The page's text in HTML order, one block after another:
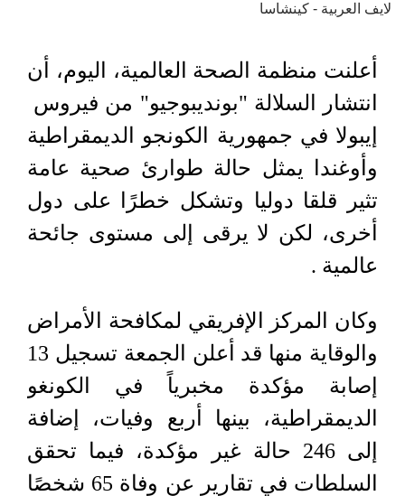
لايف العربية - كينشاسا
أعلنت منظمة الصحة العالمية، اليوم، أن
انتشار ⁠السلالة "بونديبوجيو" ‌من ⁠فيروس ​
إيبولا في ⁠جمهورية الكونجو ⁠الديمقراطية
⁠وأوغندا يمثل حالة طوارئ صحية عامة
تثير قلقا دوليا وتشكل خطرًا على دول
أخرى، لكن لا يرقى إلى مستوى جائحة
عالمية​​​ .
وكان المركز الإفريقي لمكافحة الأمراض
والوقاية منها قد أعلن الجمعة تسجيل 13
إصابة مؤكدة مخبرياً في الكونغو
الديمقراطية، بينها أربع وفيات، إضافة
إلى 246 حالة غير مؤكدة، فيما تحقق
السلطات في تقارير عن وفاة 65 شخصًا